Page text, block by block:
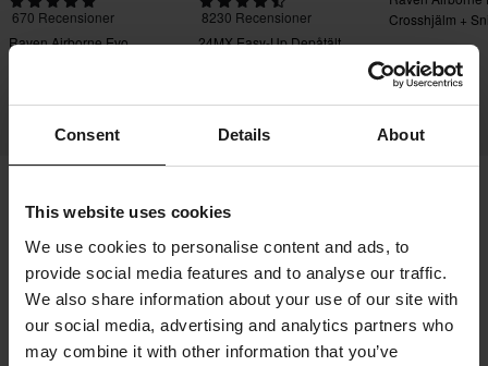
Consent Details About
This website uses cookies
We use cookies to personalise content and ads, to
provide social media features and to analyse our traffic.
We also share information about your use of our site with
our social media, advertising and analytics partners who
may combine it with other information that you’ve
670 Recensioner
Raven Airborne Evo
8230 Recensioner
24MX Easy-Up Depåtält
Crosshjälm +
Frakt & Leverans
Integritetspolicy
Returer
Ångerrätt
Orderstatus
Reklamationer & Klagomål
Information om återvinning
Om 24mx.se
Lediga jobb
Försäkran om överensstämmelse